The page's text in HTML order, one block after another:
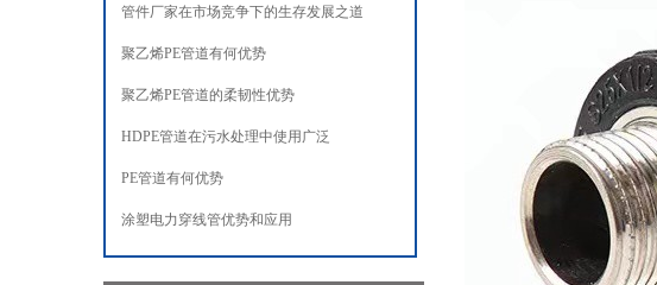
管件厂家在市场竞争下的生存发展之道
聚乙烯PE管道有何优势
聚乙烯PE管道的柔韧性优势
HDPE管道在污水处理中使用广泛
PE管道有何优势
涂塑电力穿线管优势和应用